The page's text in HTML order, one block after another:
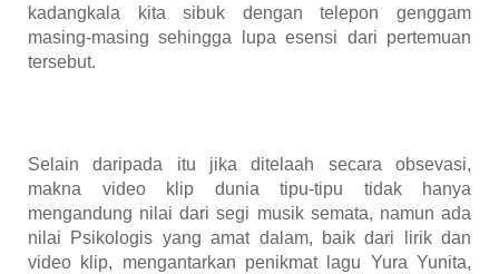
kadangkala kita sibuk dengan telepon genggam
masing-masing sehingga lupa esensi dari pertemuan
tersebut.
Selain daripada itu jika ditelaah secara obsevasi,
makna video klip dunia tipu-tipu tidak hanya
mengandung nilai dari segi musik semata, namun ada
nilai Psikologis yang amat dalam, baik dari lirik dan
video klip, mengantarkan penikmat lagu Yura Yunita,